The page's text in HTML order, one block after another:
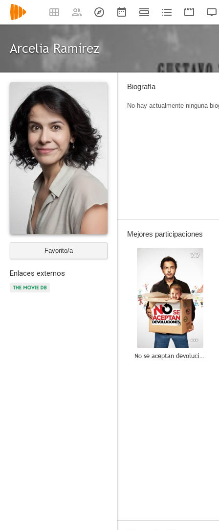
Arcelia Ramírez
Favorito/a
Enlaces externos
Biografía
No hay actualmente ninguna
Mejores participaciones
7.7
No se aceptan devoluciones